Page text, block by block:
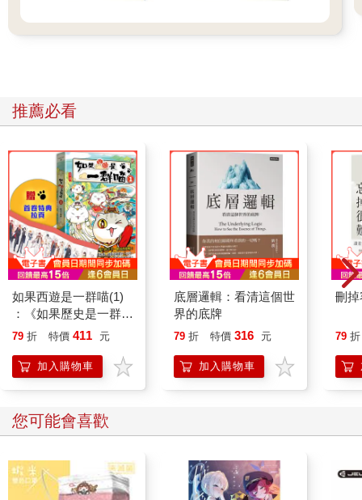
推薦必看
如果西遊是一群喵(1)
：《如果歷史是一群
喵》作者最新力作，附
79 折 特價 411 元
加入購物車
底層邏輯：看清這個世
界的底牌
79 折 特價 316 元
加入購物車
刪
79 折
您可能會喜歡